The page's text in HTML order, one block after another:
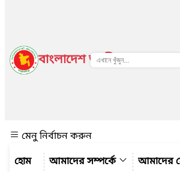
বাংলাদেশ জাতীয় তথ্য বাতায়ন
মেনু নির্বাচন করুন
আমাদের সম্পর্কে
আমাদের